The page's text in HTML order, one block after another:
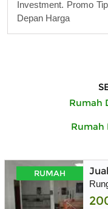
Investment. Promo
Depan Harga
Rumah
Rumah
RUMAH